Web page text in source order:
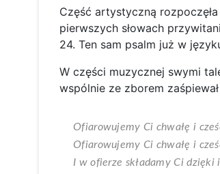
Część artystyczną
pierwszych słowach
24. Ten sam psalm już w
W części muzycznej swymi
wspólnie ze zborem
Ofiarowujemy Ci chwałę i
Ofiarowujemy Ci chwałę i
I w ofierze składamy Ci dzięki